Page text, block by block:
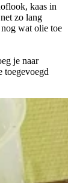
kaas in
zo lang
wat olie toe
je naar
toegevoegd